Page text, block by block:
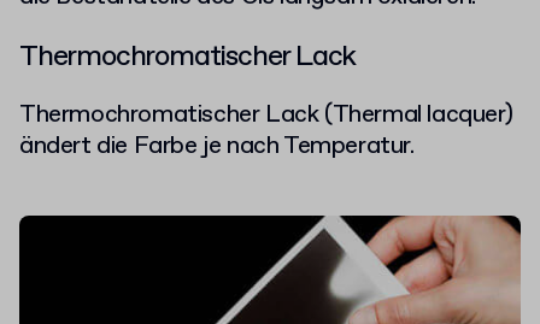
Thermochromatischer Lack
Thermochromatischer Lack (Thermal lacquer)
ändert die Farbe je nach Temperatur.